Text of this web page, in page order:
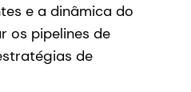
e a dinâmica do
os pipelines de
de